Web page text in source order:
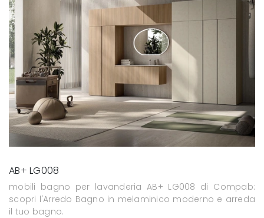
AB+ LG008
mobili bagno per lavanderia AB+ LG008 di Compab:
scopri l'Arredo Bagno in melaminico moderno e arreda
il tuo bagno.